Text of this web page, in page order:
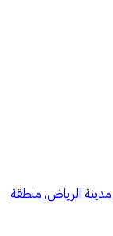
مدينة الرياض, منطقة